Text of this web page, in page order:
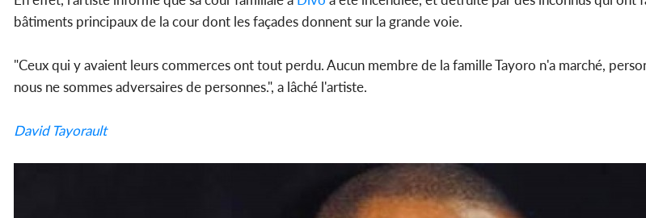
bâtiments principaux de la cour dont les façades donnent sur la grande voie.
"Ceux qui y avaient leurs commerces ont tout perdu. Aucun membre de la famille Tayoro n'a marché,
nous ne sommes adversaires de personnes.", a lâché l'artiste.
David Tayorault